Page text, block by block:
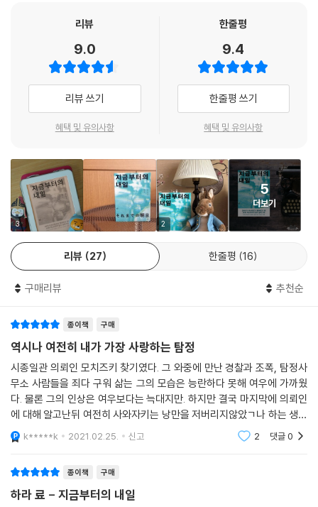
“렌터카인가. 설마 훔친 차는 아니겠지?”
“말투가 니시고리와 비슷해졌군.”
--- p.203
년의 시간이 필요했다. 오랜 기다림을 보상받은 독자들은 ‘낭만 마초’의 귀
올랐다. 나아가 ‘이 미스터리가 대단하다!’ ‘미스터리가 읽고 싶어!’를 비롯
한 미스터리 랭킹을 연거푸 석권하며 평단의 갈채까지 한 몸에 받는 등 정
통파의 힘을 당당하게 증명했다. 물론 이 작품이 시리즈의 연장선에 놓이
지만, 한 권의 완결된 작품으로서 접해도 아무 무리가 없는 완성도를 지녔
다는 방증일 것이다.
“담배를 물고 연기를 천천히 빨아들였다.
나는 아직 살아 있는 것 같았다.”
세월과 함께 쇠락해가는 신주쿠 뒷골목의 ‘와타나베 탐정사무소’. 어느새
오십대에 접어든 탐정 사와자키는 사무실 문을 노크할 의뢰인을 기다리며
자리를 지키고 있다. 어느 날 중년의 은행 지점장이 탐정사무소를 찾아와
한 여자의 뒷조사를 의뢰하며 이야기는 시작된다. 의뢰받은 조사를 시작하
다. 사와자키는 의뢰인이 근무하는 은행을 찾아갔다가 갑작스럽게 복면강
“소설의 진정한 재미, 그것만을 생각하며 쓰고 또 썼다”라고 작가 스스로
자신했을 만큼 『지금부터의 내일』은 바로 다음 페이지조차 예측하기 힘들
정도로 변칙적이고도 박진감 넘치는 플롯을 통해 놀라운 소설적 재미를 자
아낸다. 한 사건이 꼬리를 물듯 다른 사건과 이어지고, 실종과 추적이 쉴 새
없이 갈마들어 독자에게 지루할 틈을 허락하지 않는 것. 빼어난 플롯은 불
필요한 수사가 철저히 배제된, 단단하고도 스타일리시한 문장 속에서 더욱
빛을 발한다. “나는 문장을 읽고 싶어서 사와자키 시리즈를 기다린다”라는
미야베 미유키의 애정 어린 고백, “대사에 취하고 이야기에 매혹되었
다”라는 한 독자의 서평은 한 치의 과장도 없음을 통감하게 된다.
리뷰
9.0
리뷰 쓰기
혜택 및 유의사항
한줄평
9.4
한줄평 쓰기
혜택 및 유의사항
3 2
5
더보기
리뷰 27 한줄평 16
구매리뷰 추천순
종이책 구매
역시나 여전히 내가 가장 사랑하는 탐정
시종일관 의뢰인 모치즈키 찾기였다. 그 와중에 만난 경찰과 조폭, 탐정사
무소 사람들을 죄다 구워 삶는 그의 모습은 능란하다 못해 여우에 가까웠
다. 물론 그의 인상은 여우보다는 늑대지만. 하지만 결국 마지막에 의뢰인
에 대해 알고난뒤 여전히 사와자키는 낭만을 저버리지않았ㄱ나 하는 생각
이 들었다. 그를 잘 알고 위협하고 구슬리는 인물들 모두 그를 마음 속에서
신뢰한다. 사와
k*****k 2021.02.25. 신고 2 댓글0
종이책 구매
하라 료 - 지금부터의 내일